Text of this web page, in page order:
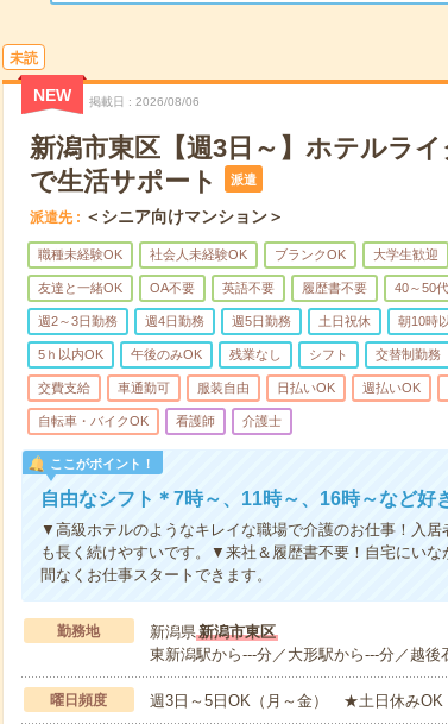
未読
NEW 掲載日 2026/08/06
新潟市東区【週3日～】ホテルラ
で生活サポート
派遣
派遣先 ＜シニア向けマンション＞
職種未経験OK 社会人未経験OK ブランクOK 大学生歓迎
友達と一緒OK OA不要 英語不要 履歴書不要 40～50
週2～3日勤務 週4日勤務 週5日勤務 土日祝休 朝10時
5ｈ以内OK 午後のみOK 残業なし シフト 交替制勤務
交費支給 車通勤可 服装自由 日払いOK 週払いOK
自転車・バイクOK 看護師 介護士
ここがポイント！
自由なシフト＊7時～、11時～、16時～など好
▼高級ホテルのようなキレイな職場で介護のお仕事！入
も長く続けやすいです。▼来社＆履歴書不要！自宅にい
間なくお仕事スタートできます。
勤務地 新潟県新潟市東区
東新潟駅から---分／大形駅から---分／越後
曜日頻度 週3日～5日OK（月～金） ★土日休みOK